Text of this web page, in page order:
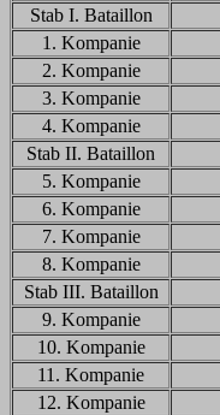
Stab I. Bataillon
1. Kompanie
2. Kompanie
3. Kompanie
4. Kompanie
Stab II. Bataillon
5. Kompanie
6. Kompanie
7. Kompanie
8. Kompanie
Stab III. Bataillon
9. Kompanie
10. Kompanie
11. Kompanie
12. Kompanie